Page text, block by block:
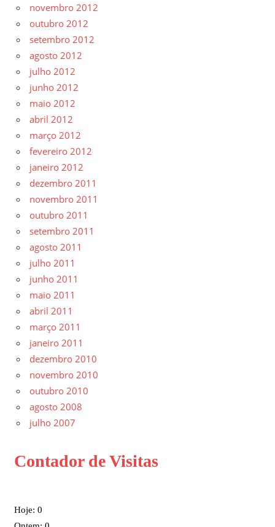
novembro 2012
outubro 2012
setembro 2012
agosto 2012
julho 2012
junho 2012
maio 2012
abril 2012
março 2012
fevereiro 2012
janeiro 2012
dezembro 2011
novembro 2011
outubro 2011
setembro 2011
agosto 2011
julho 2011
junho 2011
maio 2011
abril 2011
março 2011
janeiro 2011
dezembro 2010
novembro 2010
outubro 2010
agosto 2008
julho 2007
Contador de Visitas
Hoje: 0